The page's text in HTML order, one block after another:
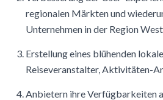
regionalen Märkten und
Unternehmen in der Region
Erstellung eines blühenden
Reiseveranstalter, Aktivitäten-
Anbietern ihre Verfügbarkeiten